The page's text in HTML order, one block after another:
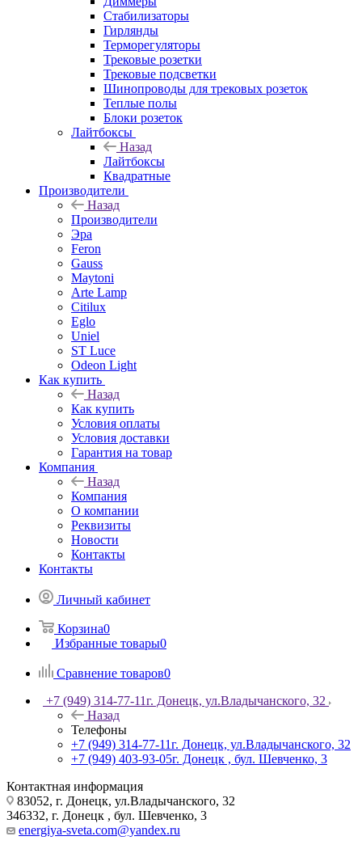
Стабилизаторы
Гирлянды
Терморегуляторы
Трековые розетки
Трековые подсветки
Шинопроводы для трековых розеток
Теплые полы
Блоки розеток
Лайтбоксы
Назад
Лайтбоксы
Квадратные
Производители
Назад
Производители
Эра
Feron
Gauss
Maytoni
Arte Lamp
Citilux
Eglo
Uniel
ST Luce
Odeon Light
Как купить
Назад
Как купить
Условия оплаты
Условия доставки
Гарантия на товар
Компания
Назад
Компания
О компании
Реквизиты
Новости
Контакты
Контакты
Личный кабинет
Корзина0
Избранные товары0
Сравнение товаров0
+7 (949) 314-77-11г. Донецк, ул.Владычанского, 32
Назад
Телефоны
+7 (949) 314-77-11г. Донецк, ул.Владычанского, 32
+7 (949) 403-93-05г. Донецк , бул. Шевченко, 3
Контактная информация
83052, г. Донецк, ул.Владычанского, 32
346332, г. Донецк , бул. Шевченко, 3
energiya-sveta.com@yandex.ru